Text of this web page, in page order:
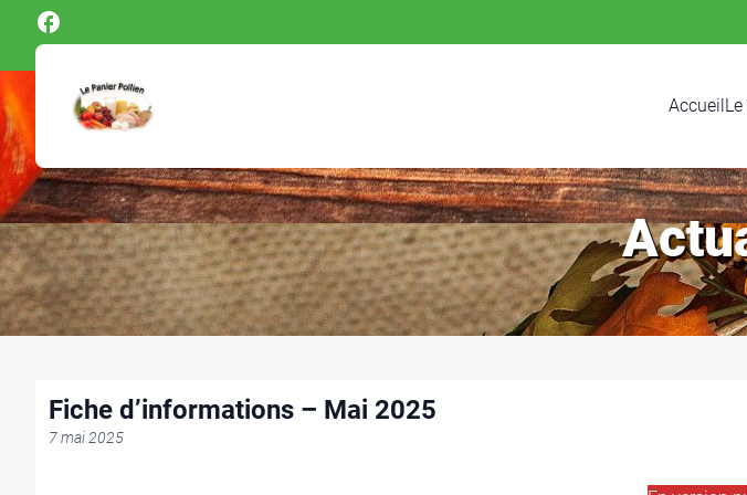
Accueil
Fiche d’informations – Mai 2025
7 mai 2025
Panneau de gestion des cookies